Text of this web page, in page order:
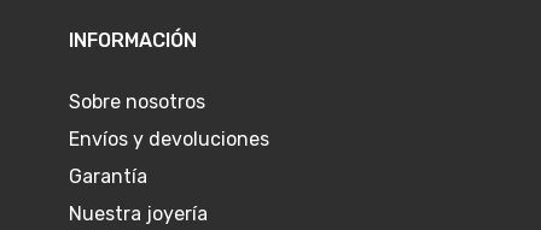
INFORMACIÓN
Sobre nosotros
Envíos y devoluciones
Garantía
Nuestra joyería